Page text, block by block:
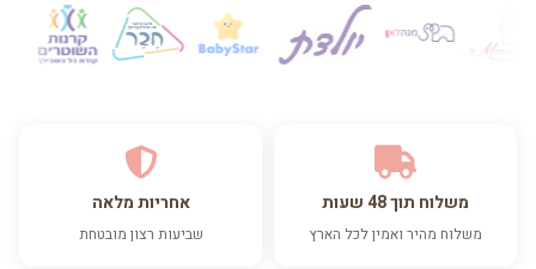
משלוח תוך 48 שעות
משלוח מהיר ואמין לכל הארץ
אחריות מלאה
שביעות רצון מובטחת